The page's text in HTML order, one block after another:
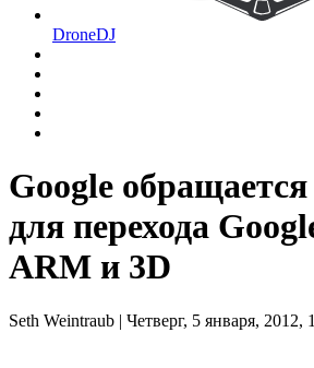
DroneDJ
Google
для перехода
ARM и 3D
Seth Weintraub | Четверг, 5 января, 2012,